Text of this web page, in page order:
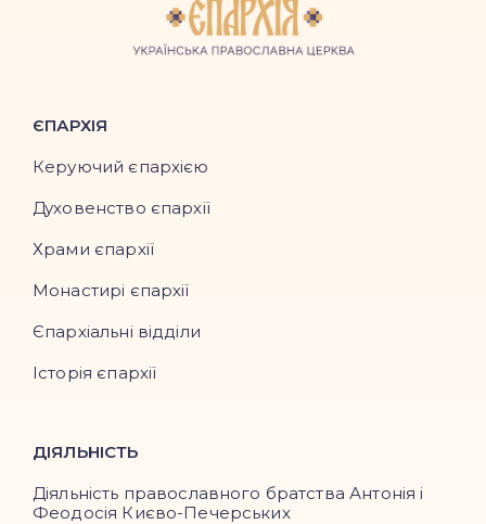
ЄПАРХІЯ
Керуючий єпархією
Духовенство єпархії
Храми єпархії
Монастирі єпархії
Єпархіальні відділи
Історія єпархії
ДІЯЛЬНІСТЬ
Діяльність православного братства Антонія і
Феодосія Києво-Печерських